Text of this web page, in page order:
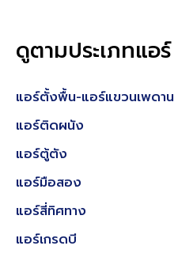
ดูตามประเภทแอร์
แอร์ตั้งพื้น-แอร์แขวนเพดาน
แอร์ติดผนัง
แอร์ตู้ตัง
แอร์มือสอง
แอร์สี่ทิศทาง
แอร์เกรดบี